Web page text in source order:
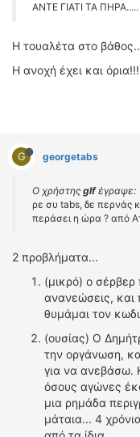
ΑΝΤΕ ΓΙΑΤΙ ΤΑ ΠΗΡΑ.....
Η τουαλέτα στο
Η ανοχή έχει και όρια!!!
G georgetabs
Ο χρήστης glfέγραψε:
ρε συ tabs, δε περνάς
περάσει η ώρα ? από
2 προβλήματα...
(μικρό) ο
ανανεώσεις, και
θυμάμαι τον
(ουσίας) Ο
την οργάνωση,
για να ανεβάσω.
όσους αγώνες
μια ρημάδα
μάταια... 4